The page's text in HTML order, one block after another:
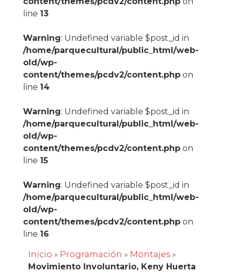
line 13
Warning: Undefined variable $post_id in
/home/parquecultural/public_html/web-
old/wp-
content/themes/pcdv2/content.phpon
line 14
Warning: Undefined variable $post_id in
/home/parquecultural/public_html/web-
old/wp-
content/themes/pcdv2/content.phpon
line 15
Warning: Undefined variable $post_id in
/home/parquecultural/public_html/web-
old/wp-
content/themes/pcdv2/content.phpon
line 16
Inicio » Programación » Montajes»
Movimiento Involuntario, Keny Huerta